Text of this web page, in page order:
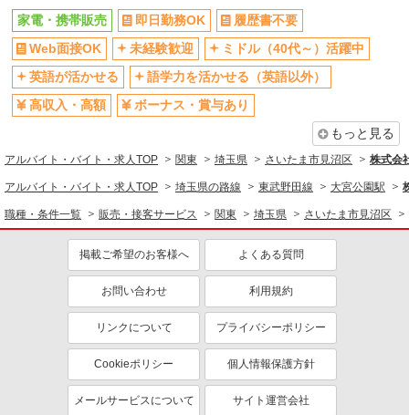
同じ職種から求人を探す
販売・接客サービス
家電・携帯販売
同じ特徴から求人を探す
ミドル（40代～）活躍中
交通費支給
社会保険あり
社員登用あり
家電・携帯販売 即日勤務OK
履歴書不要
Web面接OK
未経験歓迎
ミドル（40代～）活躍中
英語が活かせる
語学力を活かせる（英語以外）
高収入・高額
ボーナス・賞与あり
もっと見る
アルバイト・バイト・求人TOP 関東 埼玉県 さいたま市見沼区 株式会
アルバイト・バイト・求人TOP 埼玉県の路線 東武野田線 大宮公園駅
職種・条件一覧 販売・接客サービス 関東 埼玉県 さいたま市見沼区
掲載ご希望のお客様へ よくある質問
お問い合わせ 利用規約
リンクについて プライバシーポリシー
Cookieポリシー 個人情報保護方針
メールサービスについて サイト運営会社